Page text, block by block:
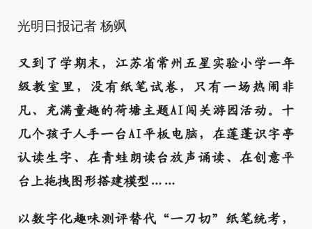
光明日报记者 杨飒
又到了学期末，江苏省常州五星实验小学一年
级教室里，没有纸笔试卷，只有一场热闹非
凡、充满童趣的荷塘主题AI闯关游园活动。十
几个孩子人手一台AI平板电脑，在莲蓬识字亭
认读生字、在青蛙朗读台放声诵读、在创意平
台上拖拽图形搭建模型……
以数字化趣味测评替代“一刀切”纸笔统考，